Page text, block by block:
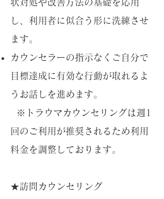
状対処や改善方法の基礎を応用
し、利用者に似合う形に洗練させ
ます。
カウンセラーの指示なくご自分で
目標達成に有効な行動が取れるよ
うお話しを進めます。
※トラウマカウンセリングは週1
回のご利用が推奨されるため利用
料金を調整しております。​
★訪問カウンセリング